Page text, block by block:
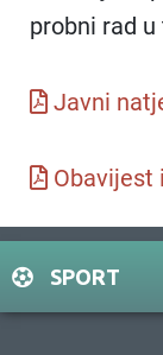
probni rad
Javni
Obavijest
SPORT